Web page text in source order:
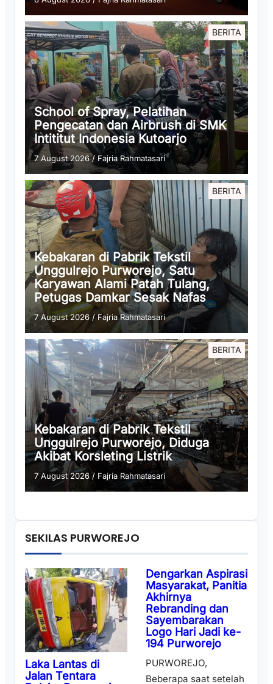
BERITA
School of Spray, Pelatihan
Pengecatan dan Airbrush di SMK
Intititut Indonesia Kutoarjo
7 August 2026/ Fajria Rahmatasari
BERITA
Kebakaran di Pabrik Tekstil
Unggulrejo Purworejo, Satu
Karyawan Alami Patah Tulang,
Petugas Damkar Sesak Nafas
7 August 2026 /Fajria Rahmatasari
BERITA
Kebakaran di Pabrik Tekstil
Unggulrejo Purworejo, Diduga
Akibat Korsleting Listrik
7 August 2026/ Fajria Rahmatasari
SEKILAS PURWOREJO
Laka Lantas di
Jalan Tentara
Dengarkan Aspirasi
Masyarakat, Panitia
Akhirnya
Rebranding dan
Sayembarakan
Logo Hari Jadi ke-
194 Purworejo
PURWOREJO,
Beberapa saat setelah